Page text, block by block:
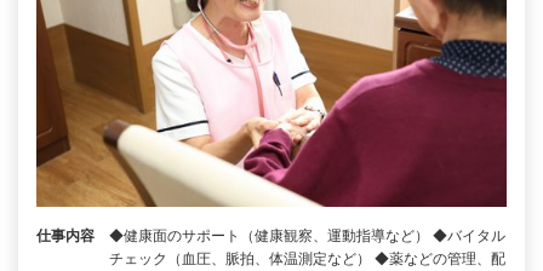
仕事内容
◆健康面のサポート（健康観察、運動指導など） ◆バイタル
チェック（血圧、脈拍、体温測定など） ◆薬などの管理、配